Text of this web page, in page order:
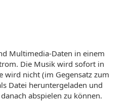
Multimedia-Daten in einem
Die Musik wird sofort in
wird nicht (im Gegensatz zum
Datei heruntergeladen und
abspielen zu können.